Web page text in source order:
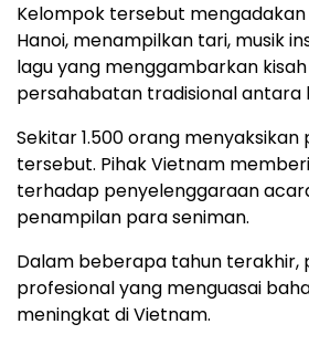
Kelompok tersebut
Hanoi, menampilkan tari, musik
lagu yang menggambarkan
persahabatan tradisional antara
Sekitar 1.500 orang menyaksikan
tersebut. Pihak Vietnam
terhadap penyelenggaraan
penampilan para seniman.
Dalam beberapa tahun
profesional yang menguasai
meningkat di Vietnam.